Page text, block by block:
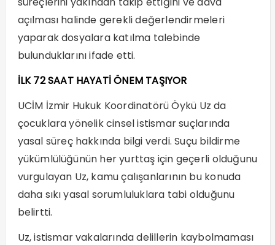
açılması halinde gerekli değerlendirmeleri
yaparak dosyalara katılma talebinde
bulunduklarını ifade etti.
İLK 72 SAAT HAYATİ ÖNEM TAŞIYOR
UCİM İzmir Hukuk Koordinatörü Öykü Uz da
çocuklara yönelik cinsel istismar suçlarında
yasal süreç hakkında bilgi verdi. Suçu bildirme
yükümlülüğünün her yurttaş için geçerli olduğunu
vurgulayan Uz, kamu çalışanlarının bu konuda
daha sıkı yasal sorumluluklara tabi olduğunu
belirtti.
Uz, istismar vakalarında delillerin kaybolmaması